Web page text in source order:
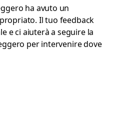
ha avuto un
Il tuo feedback
e ci aiuterà a seguire la
per intervenire dove